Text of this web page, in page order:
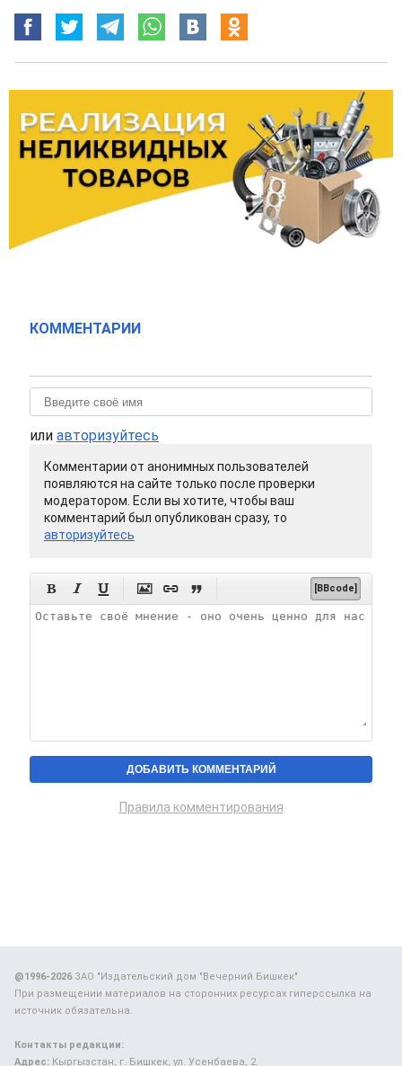
КОММЕНТАРИИ
или авторизуйтесь
Комментарии от анонимных пользователей
появляются на сайте только после проверки
модератором. Если вы хотите, чтобы ваш
комментарий был опубликован сразу, то
авторизуйтесь
      [BBcode]
Правила комментирования
@1996-2026ЗАО "Издательский дом "Вечерний Бишкек"
При размещении материалов на сторонних ресурсах гиперссылка на
источник обязательна.
Контакты редакции:
Адрес: Кыргызстан, г. Бишкек, ул. Усенбаева, 2.